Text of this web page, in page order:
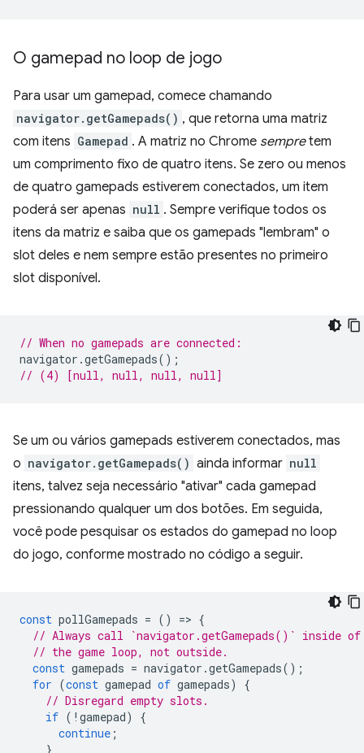
O gamepad no loop de jogo
Para usar um gamepad, comece chamando
navigator.getGamepads() , que retorna uma matriz
com itens Gamepad . A matriz no Chrome sempretem
um comprimento fixo de quatro itens. Se zero ou menos
de quatro gamepads estiverem conectados, um item
poderá ser apenas null . Sempre verifique todos os
itens da matriz e saiba que os gamepads "lembram" o
slot deles e nem sempre estão presentes no primeiro
slot disponível.
// When no gamepads are connected:
navigator .getGamepads();
// (4) [null, null, null, null]
Se um ou vários gamepads estiverem conectados, mas
o navigator.getGamepads() ainda informar null
itens, talvez seja necessário "ativar" cada gamepad
pressionando qualquer um dos botões. Em seguida,
você pode pesquisar os estados do gamepad no loop
do jogo, conforme mostrado no código a seguir.
const pollGamepads = () => {
// Always call `navigator.getGamepads()` inside of
// the game loop, not outside.
const gamepads = navigator .getGamepads();
for (const gamepad of gamepads)
{
// Disregard empty slots.
if ( ! gamepad)
{
continue ;
}